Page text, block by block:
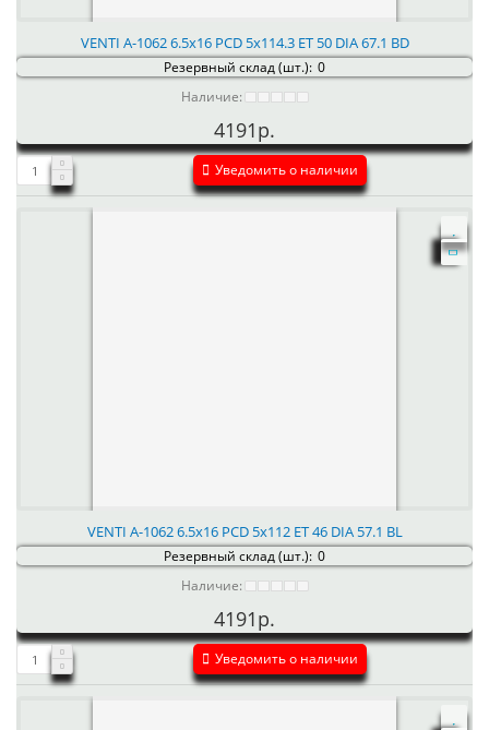
VENTI А-1062 6.5x16 PCD 5x114.3 ET 50 DIA 67.1 BD
Резервный склад (шт.): 0
Наличие:
4191р.
Уведомить о наличии
VENTI А-1062 6.5x16 PCD 5x112 ET 46 DIA 57.1 BL
Резервный склад (шт.): 0
Наличие:
4191р.
Уведомить о наличии